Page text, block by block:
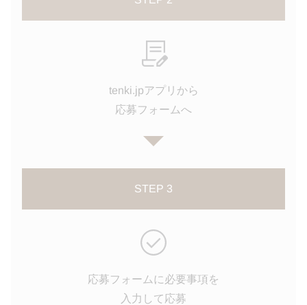
tenki.jpアプリから
応募フォームへ
STEP 3
応募フォームに必要事項を
入力して応募